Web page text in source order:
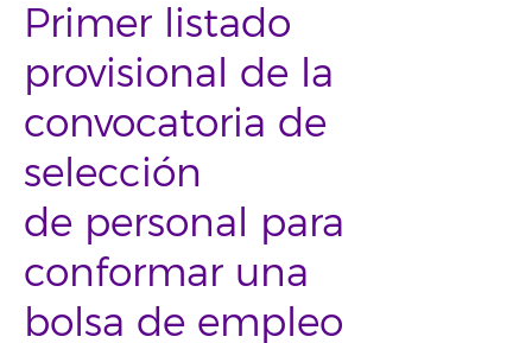
Primer listado
provisional de la
convocatoria de
selección
de personal para
conformar una
bolsa de empleo